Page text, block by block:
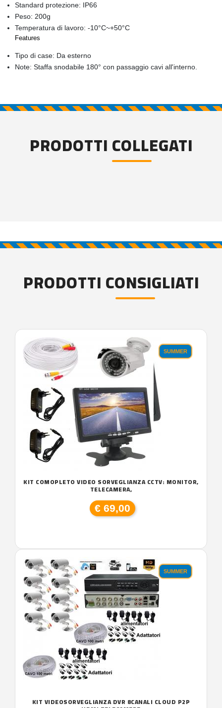
Standard protezione: IP66
Peso: 200g
Temperatura di lavoro: -10°C~+50°C
Features
Tipo di case: Da esterno
Note: Staffa snodabile 180° con passaggio cavi all'interno.
PRODOTTI COLLEGATI
PRODOTTI CONSIGLIATI
SUMMER
KIT COMOPLETO VIDEO SORVEGLIANZA CCTV: MONITOR,
TELECAMERA,
€ 69,00
SUMMER
KIT VIDEOSORVEGLIANZA DVR 8CANALI CLOUD P2P